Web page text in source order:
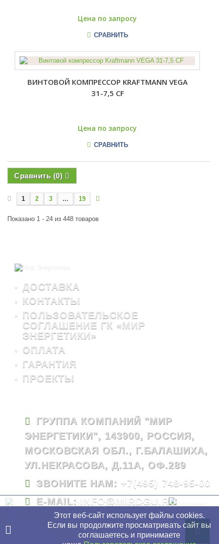
Цена по запросу
СРАВНИТЬ
ВИНТОВОЙ КОМПРЕССОР KRAFTMANN VEGA
31-7,5 CF
Цена по запросу
СРАВНИТЬ
Сравнить (0)
1 2 3 ... 19
Показано 1 - 24 из 448 товаров
ДОСТАВКА
КОНТАКТЫ
ПОЛЬЗОВАТЕЛЬСКОЕ
СОГЛАШЕНИЕ ГК «МИР
ЭНЕРГЕТИКИ»
ОПЛАТА
ГАРАНТИЯ
ПРОЕКТЫ
© 2026 - ГК "Мир Энергетики"
ГРУППА КОМПАНИЙ "МИР
ЭНЕРГЕТИКИ", 143900, РОССИЯ,
МОСКОВСКАЯ ОБЛ., Г.БАЛАШИХА,
УЛ.НЕКРАСОВА, Д.11А, ОФ.289
ЗВОНИТЕ НАМ: +7(495) 748-95-00
E-MAIL: INFO@MIRDGU.RU
Этот веб-сайт использует файлы cookies.
Если вы продолжите просматривать сайт вы
соглашаетесь и принимаете